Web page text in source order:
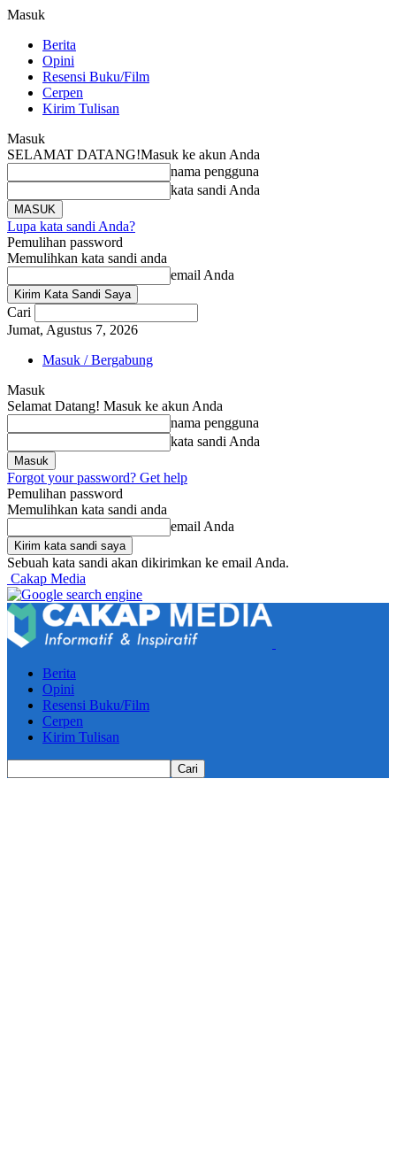
Masuk
Berita
Opini
Resensi Buku/Film
Cerpen
Kirim Tulisan
Masuk
SELAMAT DATANG!Masuk ke akun Anda
nama pengguna
kata sandi Anda
Lupa kata sandi Anda?
Pemulihan password
Memulihkan kata sandi anda
email Anda
Cari
Jumat, Agustus 7, 2026
Masuk / Bergabung
Masuk
Selamat Datang! Masuk ke akun Anda
nama pengguna
kata sandi Anda
Forgot your password? Get help
Pemulihan password
Memulihkan kata sandi anda
email Anda
Sebuah kata sandi akan dikirimkan ke email Anda.
Cakap Media
Berita
Opini
Resensi Buku/Film
Cerpen
Kirim Tulisan